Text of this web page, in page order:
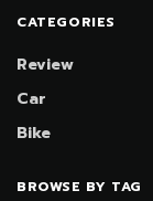
CATEGORIES
Review
Car
Bike
BROWSE BY TAG